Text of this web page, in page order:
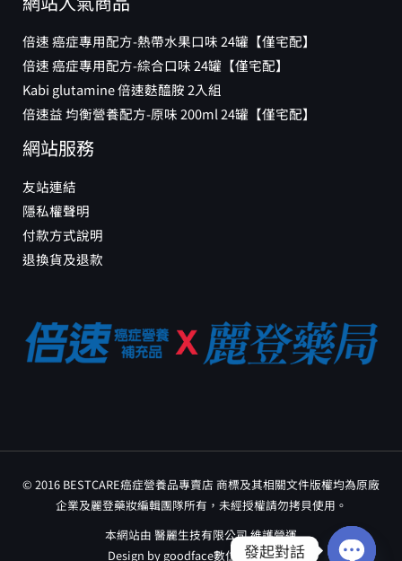
倍速 癌症專用配方-熱帶水果口味 24罐【僅宅配】
倍速 癌症專用配方-綜合口味 24罐【僅宅配】
Kabi glutamine 倍速麩醯胺 2入組
倍速益 均衡營養配方-原味 200ml 24罐【僅宅配】
網站服務
友站連結
隱私權聲明
付款方式說明
退換貨及退款
© 2016 BESTCARE癌症營養品專賣店 商標及其相關文件版權均為原廠
企業及麗登藥妝編輯團隊所有，未經授權請勿拷貝使用。
本網站由 醫麗生技有限公司 維護營運
Design by goodface數位行銷工作室
發起對話